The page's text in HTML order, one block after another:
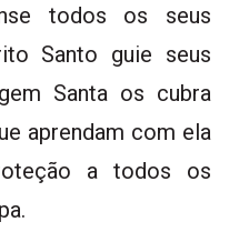
todos os seus
Santo guie seus
Santa os cubra
aprendam com ela
a todos os